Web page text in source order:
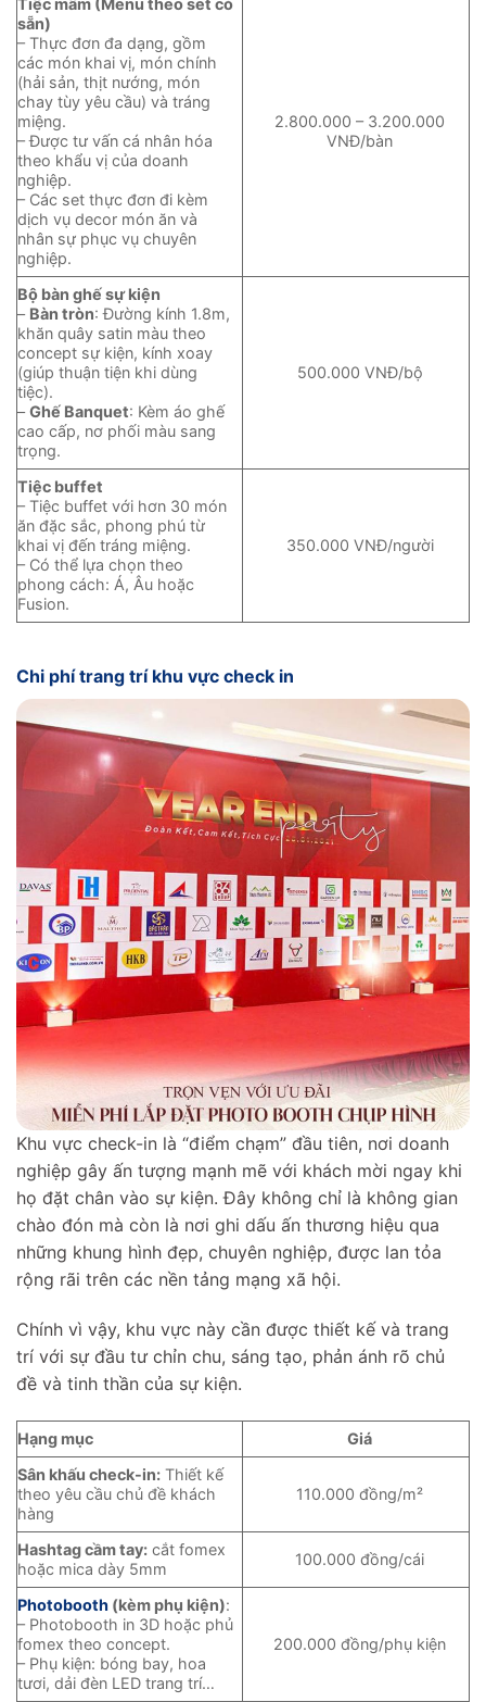
Tiệc mâm (Menu theo set có
sẵn)
– Thực đơn đa dạng, gồm
các món khai vị, món chính
(hải sản, thịt nướng, món
chay tùy yêu cầu) và tráng
miệng.
– Được tư vấn cá nhân hóa
theo khẩu vị của doanh
nghiệp.
– Các set thực đơn đi kèm
dịch vụ decor món ăn và
nhân sự phục vụ chuyên
nghiệp.
2.800.000 – 3.200.000
VNĐ/bàn
Bộ bàn ghế sự kiện
– Bàn tròn: Đường kính 1.8m,
khăn quây satin màu theo
concept sự kiện, kính xoay
(giúp thuận tiện khi dùng
tiệc).
–Ghế Banquet: Kèm áo ghế
cao cấp, nơ phối màu sang
trọng.
500.000 VNĐ/bộ
Tiệc buffet
– Tiệc buffet với hơn 30 món
ăn đặc sắc, phong phú từ
khai vị đến tráng miệng.
– Có thể lựa chọn theo
phong cách: Á, Âu hoặc
Fusion.
350.000 VNĐ/người
Chi phí trang trí khu vực check in
Khu vực check-in là “điểm chạm” đầu tiên, nơi doanh
nghiệp gây ấn tượng mạnh mẽ với khách mời ngay khi
họ đặt chân vào sự kiện. Đây không chỉ là không gian
chào đón mà còn là nơi ghi dấu ấn thương hiệu qua
những khung hình đẹp, chuyên nghiệp, được lan tỏa
rộng rãi trên các nền tảng mạng xã hội.
Chính vì vậy, khu vực này cần được thiết kế và trang
trí với sự đầu tư chỉn chu, sáng tạo, phản ánh rõ chủ
đề và tinh thần của sự kiện.
Hạng mục
Giá
Sân khấu check-in: Thiết kế
theo yêu cầu chủ đề khách
hàng
110.000 đồng/m²
Hashtag cầm tay: cắt fomex
hoặc mica dày 5mm
100.000 đồng/cái
Photobooth (kèm phụ kiện):
– Photobooth in 3D hoặc phủ
fomex theo concept.
– Phụ kiện: bóng bay, hoa
tươi, dải đèn LED trang trí…
200.000 đồng/phụ kiện